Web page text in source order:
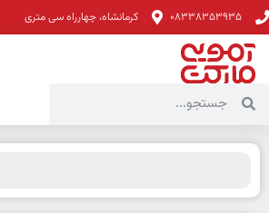
08338353935 کرمانشاه، چهارراه سی متری